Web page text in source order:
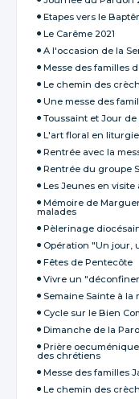
Etapes vers le
Le Carême 2021
A l'occasion de la
Messe des familles
Le chemin des
Une messe des
Toussaint et Jour
L'art floral en liturgie
Rentrée avec la
Rentrée du groupe
Les Jeunes en
Mémoire de
malades
Pèlerinage
Opération "Un jour,
Fêtes de Pentecôte
Vivre un
Semaine Sainte à la
Cycle sur le Bien
Dimanche de la
Prière
des chrétiens
Messe des familles
Le chemin des